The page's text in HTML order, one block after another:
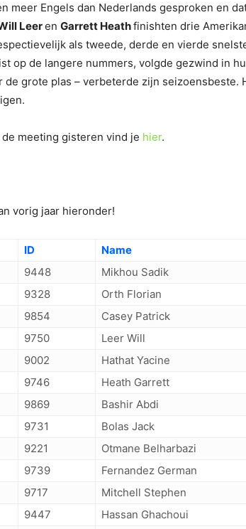
meer Engels dan Nederlands gesproken en
Leeren Garrett Heathfinishten drie
als tweede, derde en vierde
op de langere nummers, volgde gezwind in
de grote plas – verbeterde zijn
meeting gisteren vind je hier.
vorig jaar hieronder!
ID Name
9448 Mikhou Sadik
9328 Orth Florian
9854 Casey Patrick
9750 Leer Will
9002 Hathat Yacine
9746 Heath Garrett
9869 Bashir Abdi
9731 Bolas Jack
9221 Otmane Belharbazi
9739 Fernandez German
9717 Mitchell Stephen
9447 Hassan Ghachoui